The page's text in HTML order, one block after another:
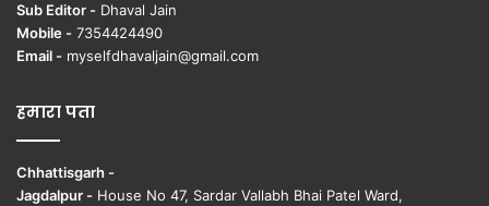
Sub Editor - Dhaval Jain
Mobile - 7354424490
Email - myselfdhavaljain@gmail.com
हमारा पता
Chhattisgarh -
Jagdalpur - House No 47, Sardar Vallabh Bhai Patel Ward,